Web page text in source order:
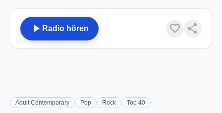
play_arrow Radio hören favorite share
Adult Contemporary Pop Rock Top 40